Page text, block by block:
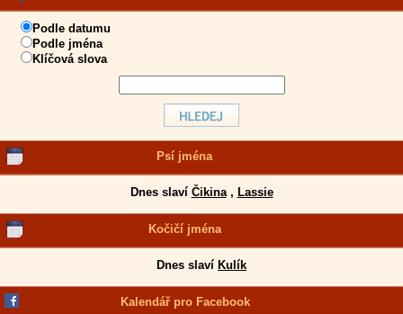
Podle datumu
Podle jména
Klíčová slova
Psí jména
Dnes slaví Čikina, Lassie
Kočičí jména
Dnes slaví Kulík
Kalendář pro Facebook